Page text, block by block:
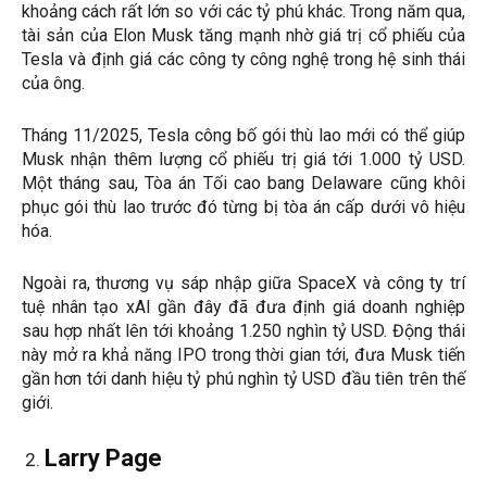
khoảng cách rất lớn so với các tỷ phú khác. Trong năm qua,
tài sản của Elon Musk tăng mạnh nhờ giá trị cổ phiếu của
Tesla và định giá các công ty công nghệ trong hệ sinh thái
của ông.
Tháng 11/2025, Tesla công bố gói thù lao mới có thể giúp
Musk nhận thêm lượng cổ phiếu trị giá tới 1.000 tỷ USD.
Một tháng sau, Tòa án Tối cao bang Delaware cũng khôi
phục gói thù lao trước đó từng bị tòa án cấp dưới vô hiệu
hóa.
Ngoài ra, thương vụ sáp nhập giữa SpaceX và công ty trí
tuệ nhân tạo xAI gần đây đã đưa định giá doanh nghiệp
sau hợp nhất lên tới khoảng 1.250 nghìn tỷ USD. Động thái
này mở ra khả năng IPO trong thời gian tới, đưa Musk tiến
gần hơn tới danh hiệu tỷ phú nghìn tỷ USD đầu tiên trên thế
giới.
Larry Page